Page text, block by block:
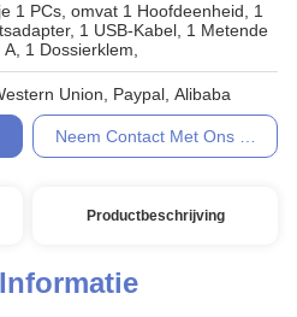
1 PCs, omvat 1 Hoofdeenheid, 1
1 USB-Kabel, 1 Metende
A, 1 Dossierklem,
Union, Paypal, Alibaba
Neem Contact Met Ons Op
Productbeschrijving